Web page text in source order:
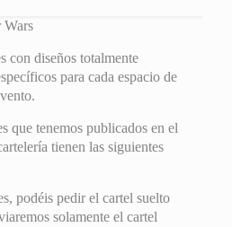
Wars
con diseños totalmente
para cada espacio de
que tenemos publicados en el
tienen las siguientes
podéis pedir el cartel suelto
solamente el cartel